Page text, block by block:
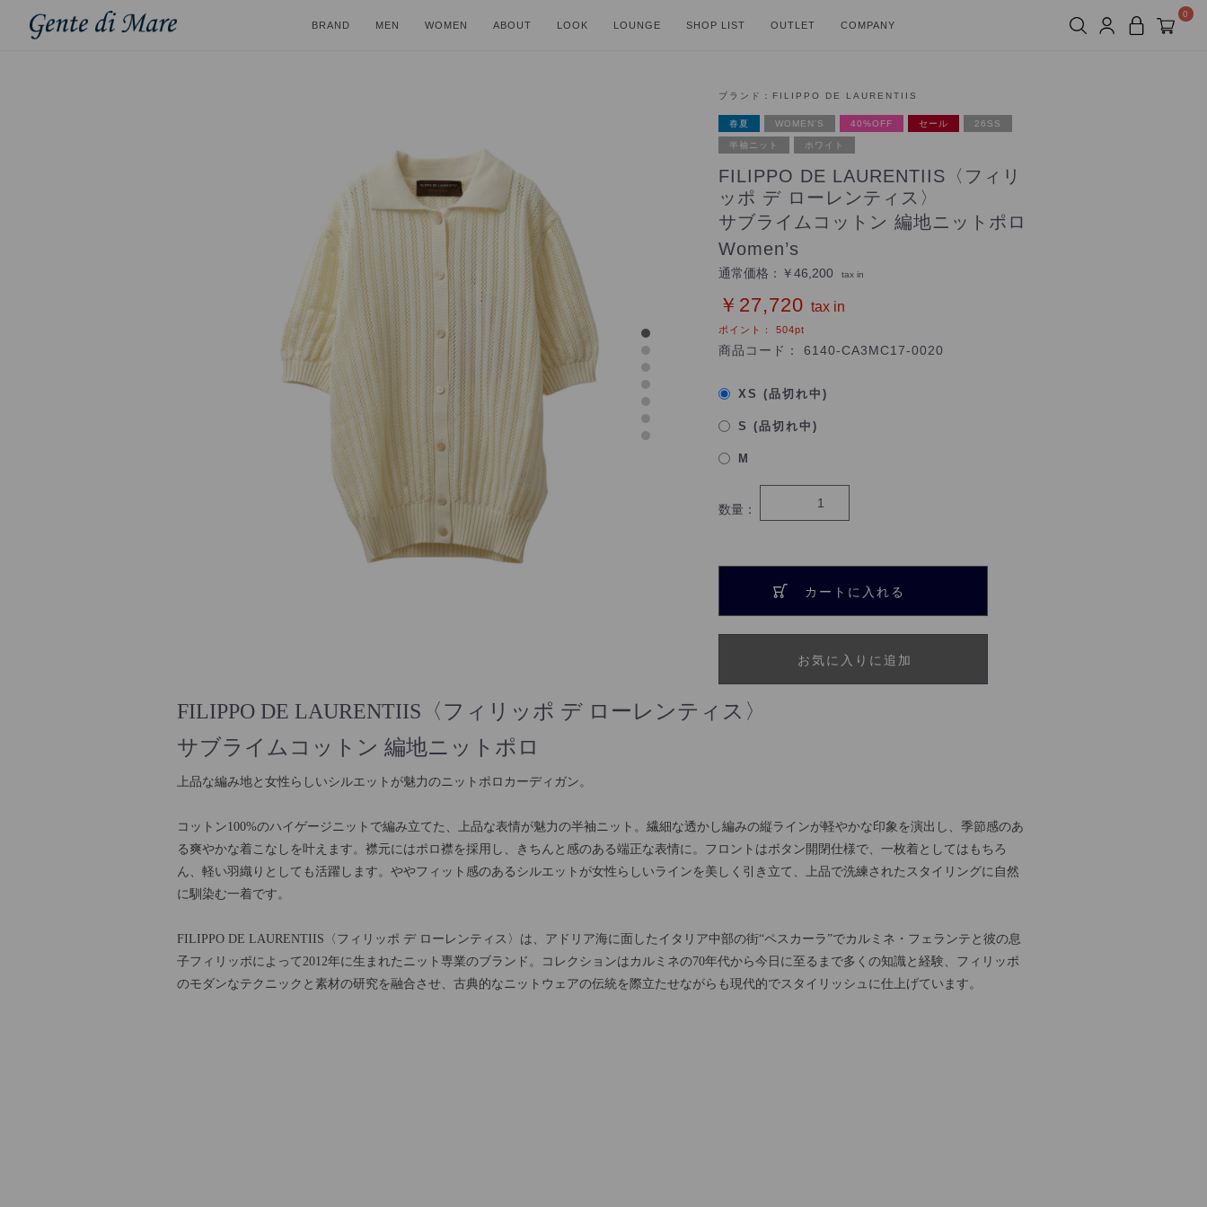
BRAND MEN WOMEN ABOUT LOOK LOUNGE SHOP LIST OUTLET COMPANY
0
ブランド： FILIPPO DE LAURENTIIS
春夏 WOMEN'S 40%OFF セール 26SS
半袖ニット ホワイト
FILIPPO DE LAURENTIIS〈フィリ
ッポ デ ローレンティス〉
サブライムコットン 編地ニットポロ
Women’s
通常価格： ￥46,200 tax in
￥27,720 tax in
ポイント： 504pt
商品コード： 6140-CA3MC17-0020
XS (品切れ中)
S (品切れ中)
M
数量：
カートに入れる
お気に入りに追加
FILIPPO DE LAURENTIIS〈フィリッポ デ ローレンティス〉
サブライムコットン 編地ニットポロ
上品な編み地と女性らしいシルエットが魅力のニットポロカーディガン。
コットン100%のハイゲージニットで編み立てた、上品な表情が魅力の半袖ニット。繊細な透かし編みの縦ラインが軽やかな印象を演出し、季節感のあ
る爽やかな着こなしを叶えます。襟元にはポロ襟を採用し、きちんと感のある端正な表情に。フロントはボタン開閉仕様で、一枚着としてはもちろ
ん、軽い羽織りとしても活躍します。ややフィット感のあるシルエットが女性らしいラインを美しく引き立て、上品で洗練されたスタイリングに自然
に馴染む一着です。
FILIPPO DE LAURENTIIS〈フィリッポ デ ローレンティス〉は、アドリア海に面したイタリア中部の街“ペスカーラ”でカルミネ・フェランテと彼の息
子フィリッポによって2012年に生まれたニット専業のブランド。コレクションはカルミネの70年代から今日に至るまで多くの知識と経験、フィリッポ
のモダンなテクニックと素材の研究を融合させ、古典的なニットウェアの伝統を際立たせながらも現代的でスタイリッシュに仕上げています。